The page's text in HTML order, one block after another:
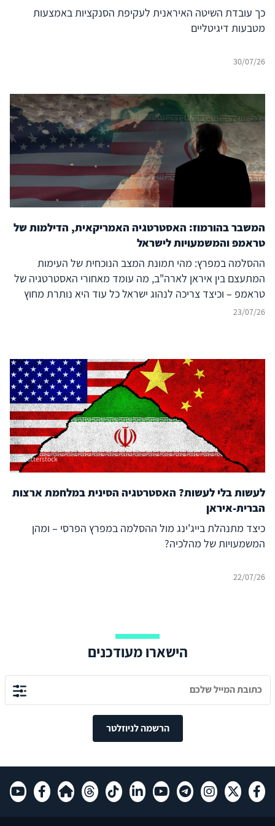
כך עובדת השיטה האיראנית לעקיפת הסנקציות באמצעות
מטבעות דיגיטליים
30/07/26
המשבר בהורמוז: האסטרטגיה האמריקאית, הדילמות של
טראמפ והמשמעויות לישראל
ההסלמה במפרץ: מהי תמונת המצב הנוכחית של העימות
המתעצם בין איראן לארה"ב, מה עומד מאחורי האסטרטגיה של
טראמפ – וכיצד צריכה לנהוג ישראל כל עוד היא נותרת מחוץ
לעימות?
23/07/26
Shutterstock
לעשות בלי לעשות? האסטרטגיה הסינית במלחמת ארצות
הברית-איראן
כיצד מתנהלת בייג'ינג מול ההסלמה במפרץ הפרסי – ומהן
המשמעויות של מהלכיה?
22/07/26
הישארו מעודכנים
הרשמה לניוזלטר